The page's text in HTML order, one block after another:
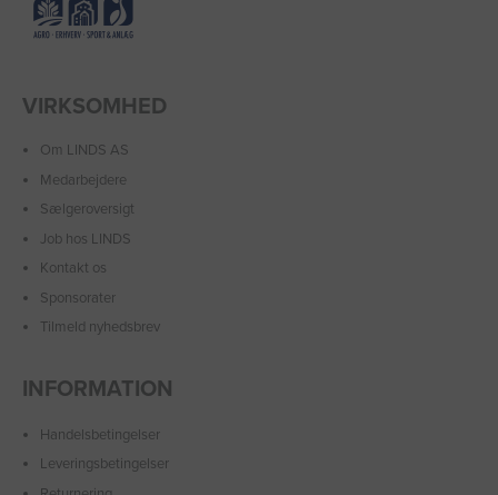
VIRKSOMHED
Om LINDS AS
Medarbejdere
Sælgeroversigt
Job hos LINDS
Kontakt os
Sponsorater
Tilmeld nyhedsbrev
INFORMATION
Handelsbetingelser
Leveringsbetingelser